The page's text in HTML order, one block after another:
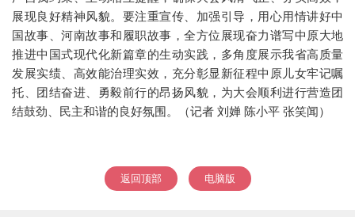
展现良好精神风貌。要注重宣传、加强引导，用心用情讲好中
国故事、河南故事和履职故事，全方位展现奋力谱写中原大地
推进中国式现代化新篇章的生动实践，多角度展示我省高质量
发展实绩、高效能治理实效，充分彰显新征程中原儿女牢记嘱
托、团结奋进、勇毅前行的昂扬风貌，为大会顺利进行营造团
结鼓劲、民主和谐的良好氛围。（记者 刘婵 陈小平 张笑闻）
返回顶部 电脑版